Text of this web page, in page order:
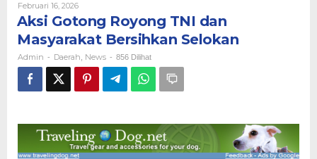
dan
Masyarakat
Bersihkan
Selokan
Februari 16, 2026Oleh
Aksi Gotong Royong TNI dan
Masyarakat Bersihkan Selokan
Admin - Daerah News - 856 Dilihat